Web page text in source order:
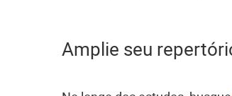
Amplie seu